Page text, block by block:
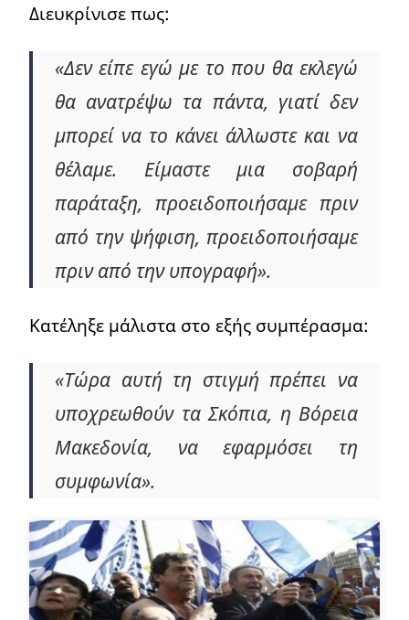
Διευκρίνισε πως:
«Δεν είπε εγώ με το που θα εκλεγώ
θα ανατρέψω τα πάντα, γιατί δεν
μπορεί να το κάνει άλλωστε και να
θέλαμε. Είμαστε μια σοβαρή
παράταξη, προειδοποιήσαμε πριν
από την ψήφιση, προειδοποιήσαμε
πριν από την υπογραφή».
Κατέληξε μάλιστα στο εξής συμπέρασμα:
«Τώρα αυτή τη στιγμή πρέπει να
υποχρεωθούν τα Σκόπια, η Βόρεια
Μακεδονία, να εφαρμόσει τη
συμφωνία».